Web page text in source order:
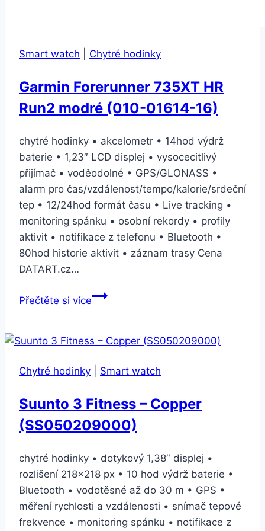
Smart watch Chytré hodinky
Garmin Forerunner 735XT HR
Run2 modré (010-01614-16)
chytré hodinky • akcelometr • 14hod výdrž
baterie • 1,23″ LCD displej • vysocecitlivý
přijímač • voděodolné • GPS/GLONASS •
alarm pro čas/vzdálenost/tempo/kalorie/srdeční
tep • 12/24hod formát času • Live tracking •
monitoring spánku • osobní rekordy • profily
aktivit • notifikace z telefonu • Bluetooth •
80hod historie aktivit • záznam trasy Cena
DATART.cz…
Přečtěte si víceGarmin
HR
modré
01614-
16)
Chytré hodinky Smart watch
Suunto 3 Fitness – Copper
(SS050209000)
chytré hodinky • dotykový 1,38″ displej •
rozlišení 218×218 px • 10 hod výdrž baterie •
Bluetooth • vodotěsné až do 30 m • GPS •
měření rychlosti a vzdálenosti • snímač tepové
frekvence • monitoring spánku • notifikace z